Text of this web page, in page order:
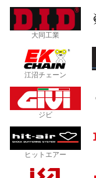
大同工業
江沼チェーン
ジビ
ヒットエアー